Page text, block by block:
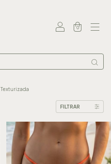
0
Texturizada
FILTRAR